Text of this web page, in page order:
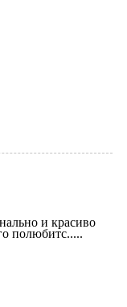
и красиво
полюбитс.....